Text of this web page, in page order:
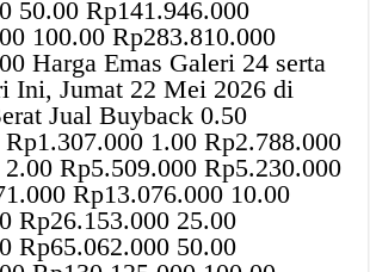
50.00 Rp141.946.000
100.00 Rp283.810.000
Harga Emas Galeri 24 serta
Ini, Jumat 22 Mei 2026 di
Jual Buyback 0.50
1.00 Rp2.788.000
Rp5.509.000 Rp5.230.000
Rp13.076.000 10.00
Rp26.153.000 25.00
Rp65.062.000 50.00